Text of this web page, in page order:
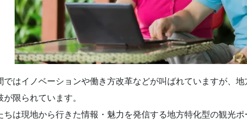
ではイノベーションや働き方改革などが叫ばれていますが、
が限られています。
ちは現地から行きた情報・魅力を発信する地方特化型の観光